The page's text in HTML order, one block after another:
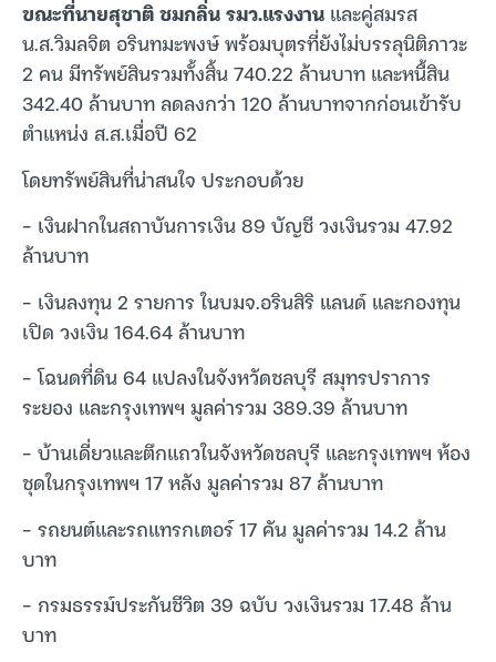
ขณะที่นายสุชาติ ชมกลิ่น รมว.แรงงาน และคู่สมรส
น.ส.วิมลจิต อรินทมะพงษ์ พร้อมบุตรที่ยังไม่บรรลุนิติภาวะ
2 คน มีทรัพย์สินรวมทั้งสิ้น 740.22 ล้านบาท และหนี้สิน
342.40 ล้านบาท ลดลงกว่า 120 ล้านบาทจากก่อนเข้ารับ
ตำแหน่ง ส.ส.เมื่อปี 62
โดยทรัพย์สินที่น่าสนใจ ประกอบด้วย
– เงินฝากในสถาบันการเงิน 89 บัญชี วงเงินรวม 47.92
ล้านบาท
– เงินลงทุน 2 รายการ ในบมจ.อรินสิริ แลนด์ และกองทุน
เปิด วงเงิน 164.64 ล้านบาท
– โฉนดที่ดิน 64 แปลงในจังหวัดชลบุรี สมุทรปราการ
ระยอง และกรุงเทพฯ มูลค่ารวม 389.39 ล้านบาท
– บ้านเดี่ยวและตึกแถวในจังหวัดชลบุรี และกรุงเทพฯ ห้อง
ชุดในกรุงเทพฯ 17 หลัง มูลค่ารวม 87 ล้านบาท
– รถยนต์และรถแทรกเตอร์ 17 คัน มูลค่ารวม 14.2 ล้าน
บาท
– กรมธรรม์ประกันชีวิต 39 ฉบับ วงเงินรวม 17.48 ล้าน
บาท